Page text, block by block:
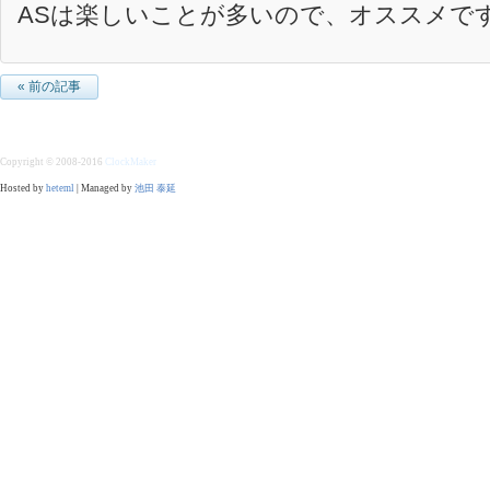
ASは楽しいことが多いので、オススメで
« 前の記事
Copyright © 2008-2016 ClockMaker
Hosted by heteml | Managed by 池田 泰延